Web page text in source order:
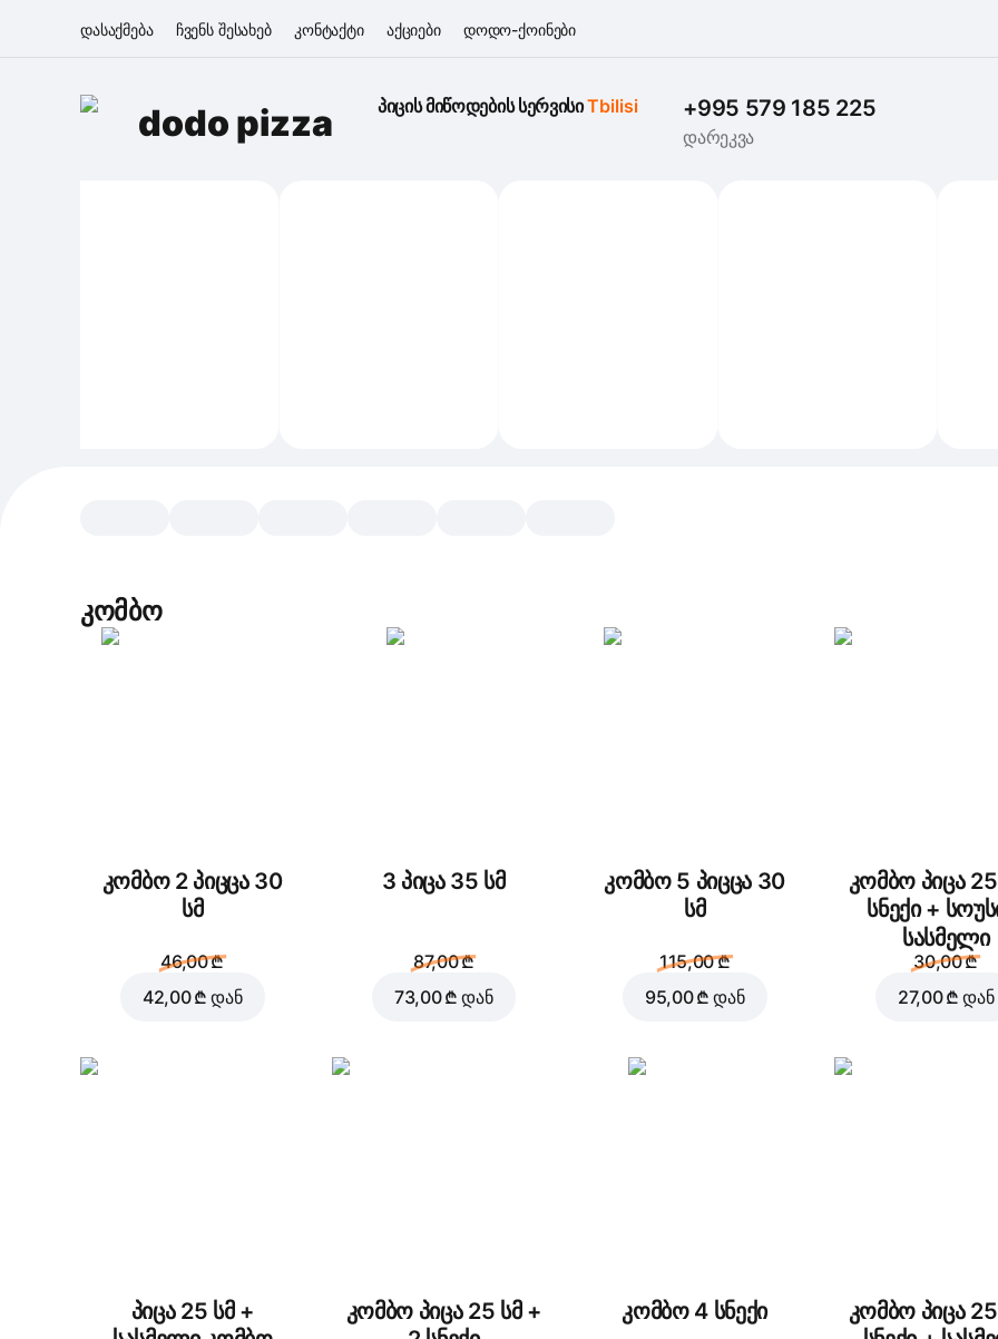
დასაქმება ჩვენს შესახებ კონტაქტი აქციები დოდო-ქოინები
dodo pizza პიცის მიწოდების სერვისი Tbilisi +995 579 185 225
დარეკვა
დაამატეთ ტოპინგები
კომბო
კომბო 2 პიცცა 30
სმ
46,00 ₾
42,00 ₾ დან
3 პიცა 35 სმ
87,00 ₾
73,00 ₾ დან
კომბო 5 პიცცა 30
სმ
115,00 ₾
95,00 ₾ დან
კომბო პიცა
სნექი +
სასმელი
30,00 ₾
27,00 ₾ დან
პიცა 25 სმ +
კომბო პიცა 25 სმ +
კომბო 4 სნექი
კომბო პიცა